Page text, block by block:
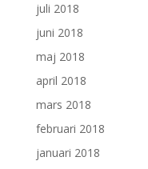
juli 2018
juni 2018
maj 2018
april 2018
mars 2018
februari 2018
januari 2018